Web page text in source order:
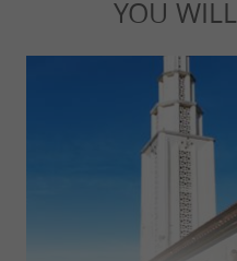
YOU WILL